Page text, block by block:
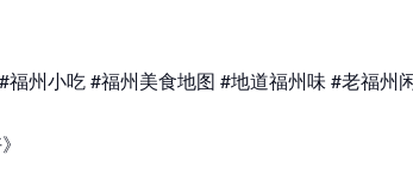
州小吃 #福州美食地图 #地道福州味 #老福州